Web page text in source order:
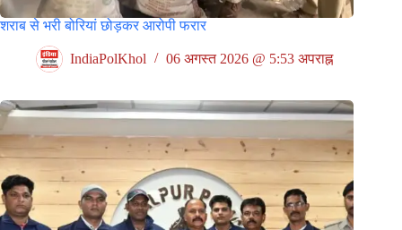
शराब से भरी बोरियां छोड़कर आरोपी फरार
IndiaPolKhol 06 अगस्त 2026 @ 5:53 अपराह्न